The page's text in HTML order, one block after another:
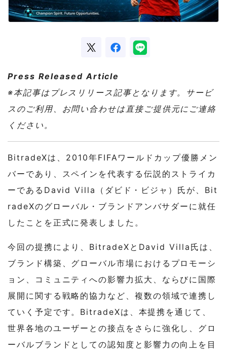
Press Released Article
※本記事はプレスリリース記事となります。サービ
スのご利用、お問い合わせは直接ご提供元にご連絡
ください。
BitradeXは、2010年FIFAワールドカップ優勝メン
バーであり、スペインを代表する伝説的ストライカ
ーであるDavid Villa（ダビド ・ ビジャ）氏が、Bit
radeXのグローバル ・ ブランドアンバサダーに就任
したことを正式に発表しました。
今回の提携により、BitradeXとDavid Villa氏は、
ブランド構築、グローバル市場におけるプロモーシ
ョン、コミュニティへの影響力拡大、ならびに国際
展開に関する戦略的協力など、複数の領域で連携し
ていく予定です。BitradeXは、本提携を通じて、
世界各地のユーザーとの接点をさらに強化し、グロ
ーバルブランドとしての認知度と影響力の向上を目